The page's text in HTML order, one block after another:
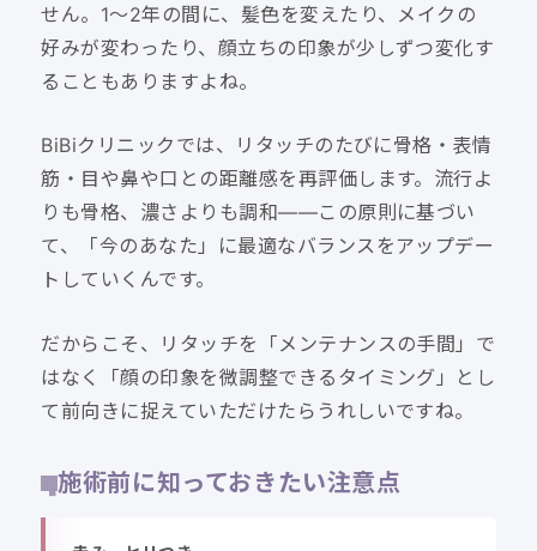
せん。1〜2年の間に、髪色を変えたり、メイクの
好みが変わったり、顔立ちの印象が少しずつ変化す
ることもありますよね。
BiBiクリニックでは、リタッチのたびに骨格・表情
筋・目や鼻や口との距離感を再評価します。流行よ
りも骨格、濃さよりも調和——この原則に基づい
て、「今のあなた」に最適なバランスをアップデー
トしていくんです。
だからこそ、リタッチを「メンテナンスの手間」で
はなく「顔の印象を微調整できるタイミング」とし
て前向きに捉えていただけたらうれしいですね。
施術前に知っておきたい注意点